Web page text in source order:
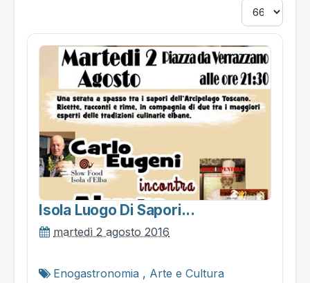
Isola Luogo Di Sapori...
martedì 2 agosto 2016
Enogastronomia , Arte e Cultura